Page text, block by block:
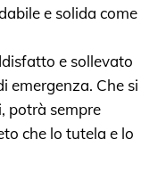
e solida come
e sollevato
emergenza. Che si
potrà sempre
che lo tutela e lo